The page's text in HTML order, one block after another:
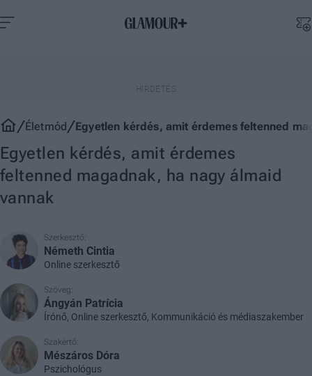
Életmód Egyetlen kérdés, amit érdemes feltenned
Egyetlen kérdés, amit érdemes
feltenned magadnak, ha nagy álmaid
vannak
Szerkesztő:
Németh Cintia
Online szerkesztő
Szöveg:
Ángyán Patrícia
Írónő, Online szerkesztő, Kommunikáció és médiaszakember
Szakértő:
Mészáros Dóra
Pszichológus